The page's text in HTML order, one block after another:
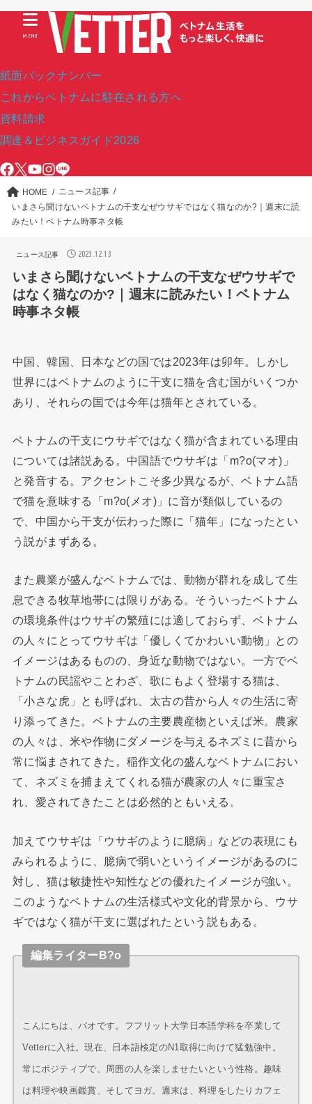
紙面バックナンバー
これからベトナムに駐在される方へ
資料請求
調達＆ビジネスガイド2026
MENU
HOME
ニュース記事
いまさら聞けないベトナムの干支なぜウサギではなく猫なのか?｜週末に読
みたい！ベトナム時事ネタ帳
ニュース記事 2023.12.13
いまさら聞けないベトナムの干支なぜウサギで
はなく猫なのか?｜週末に読みたい！ベトナム
時事ネタ帳
中国、韓国、日本などの国では2023年は卯年。しかし
世界にはベトナムのように干支に猫を含む国がいくつか
あり、それらの国では今年は猫年とされている。
ベトナムの干支にウサギではなく猫が含まれている理由
については諸説ある。中国語でウサギは「m?o(マオ)」
と発音する。アクセントこそ多少異なるが、ベトナム語
で猫を意味する「m?o(メオ)」に音が類似しているの
で、中国から干支が伝わった際に「猫年」になったとい
う説がまずある。
また農業が盛んなベトナムでは、動物が群れを成して生
息できる牧草地帯には限りがある。そういったベトナム
の環境条件はウサギの繁殖には適しておらず、ベトナム
の人々にとってウサギは「優しくてかわいい動物」との
イメージはあるものの、身近な動物ではない。一方でベ
トナムの民謡やことわざ、歌にもよく登場する猫は、
「小さな虎」とも呼ばれ、太古の昔から人々の生活に寄
り添ってきた。ベトナムの主要農産物といえば米。農家
の人々は、米や作物にダメージを与えるネズミに昔から
常に悩まされてきた。稲作文化の盛んなベトナムにおい
て、ネズミを捕まえてくれる猫が農家の人々に重宝さ
れ、愛されてきたことは必然的ともいえる。
加えてウサギは「ウサギのように臆病」などの表現にも
みられるように、臆病で弱いというイメージがあるのに
対し、猫は敏捷性や知性などの優れたイメージが強い。
このようなベトナムの生活様式や文化的背景から、ウサ
ギではなく猫が干支に選ばれたという説もある。
編集ライターB?o
こんにちは、バオです。フフリット大学日本語学科を卒業して
Vetterに入社。現在、日本語検定のN1取得に向けて猛勉強中。
常にポジティブで、周囲の人を楽しませたいという性格。趣味
は料理や映画鑑賞、そしてヨガ。週末は、料理をしたりカフェ